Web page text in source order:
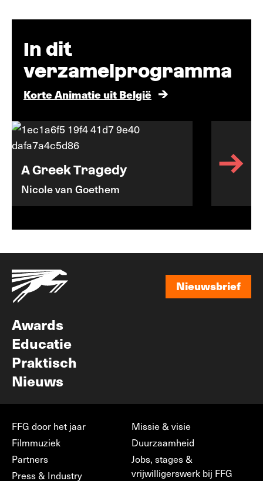
In dit
verzamelprogramma
Korte Animatie uit België
A Greek Tragedy
Nicole van Goethem
Nieuwsbrief
Awards
Educatie
Praktisch
Nieuws
FFG door het jaar
Filmmuziek
Partners
Press & Industry
Missie & visie
Duurzaamheid
Jobs, stages &
vrijwilligerswerk bij FFG